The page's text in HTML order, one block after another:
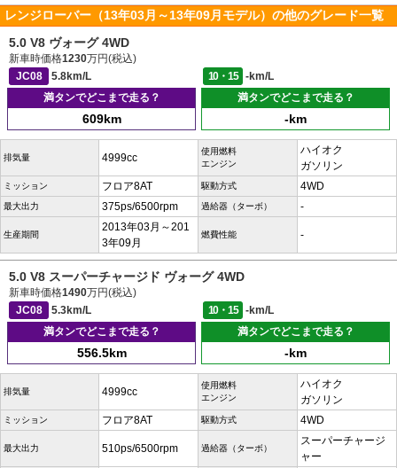
レンジローバー（13年03月～13年09月モデル）の他のグレード一覧
5.0 V8 ヴォーグ 4WD
新車時価格1230万円(税込)
JC08
5.8km/L 10・15
-km/L
満タンでどこまで走る？
609km
満タンでどこまで走る？
-km
排気量 4999cc
使用燃料
エンジン
ハイオク
ガソリン
ミッション フロア8AT 駆動方式 4WD
最大出力 375ps/6500rpm 過給器（ターボ） -
生産期間
2013年03月～201
3年09月
燃費性能 -
5.0 V8 スーパーチャージド ヴォーグ 4WD
新車時価格1490万円(税込)
JC08
5.3km/L 10・15
-km/L
満タンでどこまで走る？
556.5km
満タンでどこまで走る？
-km
排気量 4999cc
使用燃料
エンジン
ハイオク
ガソリン
ミッション フロア8AT 駆動方式 4WD
最大出力 510ps/6500rpm 過給器（ターボ）
スーパーチャージ
ャー